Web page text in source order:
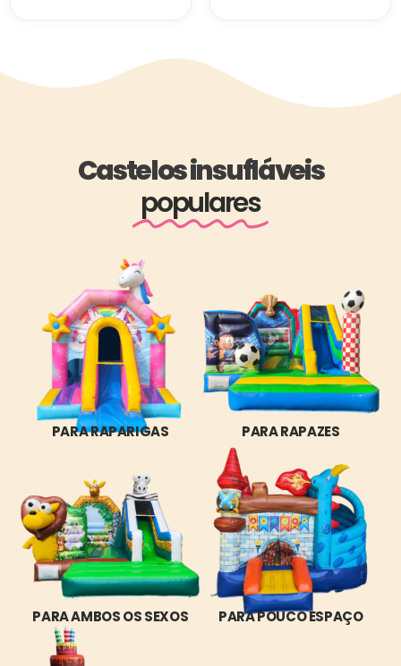
Castelos insufláveis
populares
PARA RAPARIGAS PARA RAPAZES
PARA AMBOS OS SEXOS PARA POUCO ESPAÇO